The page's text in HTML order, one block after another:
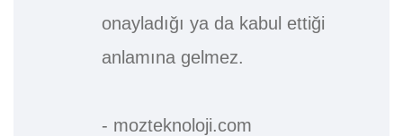
onayladığı ya da kabul ettiği
anlamına gelmez.
- mozteknoloji.com